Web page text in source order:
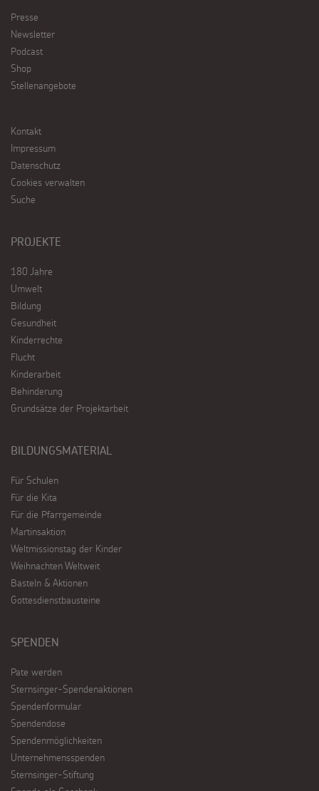
Presse
Newsletter
Podcast
Shop
Stellenangebote
Kontakt
Impressum
Datenschutz
Cookies verwalten
Suche
PROJEKTE
180 Jahre
Umwelt
Bildung
Gesundheit
Kinderrechte
Flucht
Kinderarbeit
Behinderung
Grundsätze der Projektarbeit
BILDUNGSMATERIAL
Für Schulen
Für die Kita
Für die Pfarrgemeinde
Martinsaktion
Weltmissionstag der Kinder
Weihnachten Weltweit
Basteln & Aktionen
Gottesdienstbausteine
SPENDEN
Pate werden
Sternsinger-Spendenaktionen
Spendenformular
Spendendose
Spendenmöglichkeiten
Unternehmensspenden
Sternsinger-Stiftung